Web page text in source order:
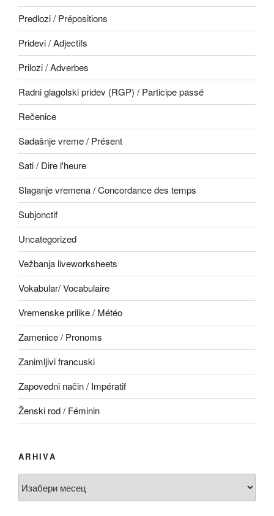
Predlozi / Prépositions
Pridevi / Adjectifs
Prilozi / Adverbes
Radni glagolski pridev (RGP) / Participe passé
Rečenice
Sadašnje vreme / Présent
Sati / Dire l'heure
Slaganje vremena / Concordance des temps
Subjonctif
Uncategorized
Vežbanja liveworksheets
Vokabular/ Vocabulaire
Vremenske prilike / Météo
Zamenice / Pronoms
Zanimljivi francuski
Zapovedni način / Impératif
Ženski rod / Féminin
ARHIVA